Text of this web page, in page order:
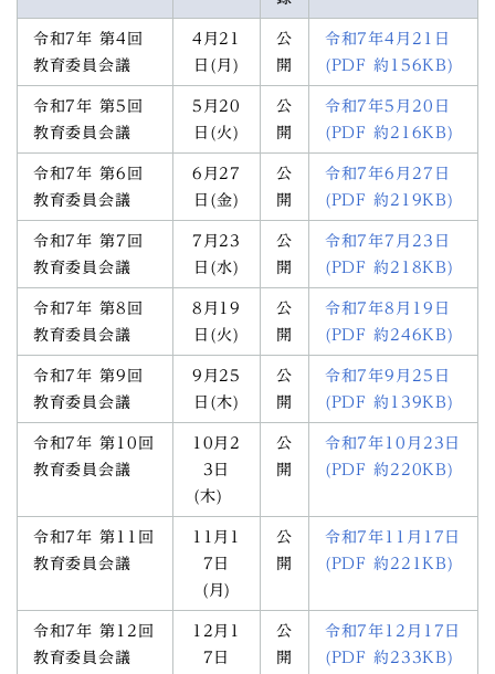
令和7年 第4回
教育委員会議
4月21
日(月)
公
開
令和7年4月21日
(PDF 約156KB)
令和7年 第5回
教育委員会議
5月20
日(火)
公
開
令和7年5月20日
(PDF 約216KB)
令和7年 第6回
教育委員会議
6月27
日(金)
公
開
令和7年6月27日
(PDF 約219KB)
令和7年 第7回
教育委員会議
7月23
日(水)
公
開
令和7年7月23日
(PDF 約218KB)
令和7年 第8回
教育委員会議
8月19
日(火)
公
開
令和7年8月19日
(PDF 約246KB)
令和7年 第9回
教育委員会議
9月25
日(木)
公
開
令和7年9月25日
(PDF 約139KB)
令和7年 第10回
教育委員会議
10月2
3日
(木)
公
開
令和7年10月23日
(PDF 約220KB)
令和7年 第11回
教育委員会議
11月1
7日
(月)
公
開
令和7年11月17日
(PDF 約221KB)
令和7年 第12回
教育委員会議
12月1
7日
公
開
令和7年12月17日
(PDF 約233KB)